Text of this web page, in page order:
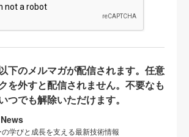
下のメルマガが配信されます。任意
を外すと配信されません。不要なも
つでも解除いただけます。
学びと成長を支える最新技術情報